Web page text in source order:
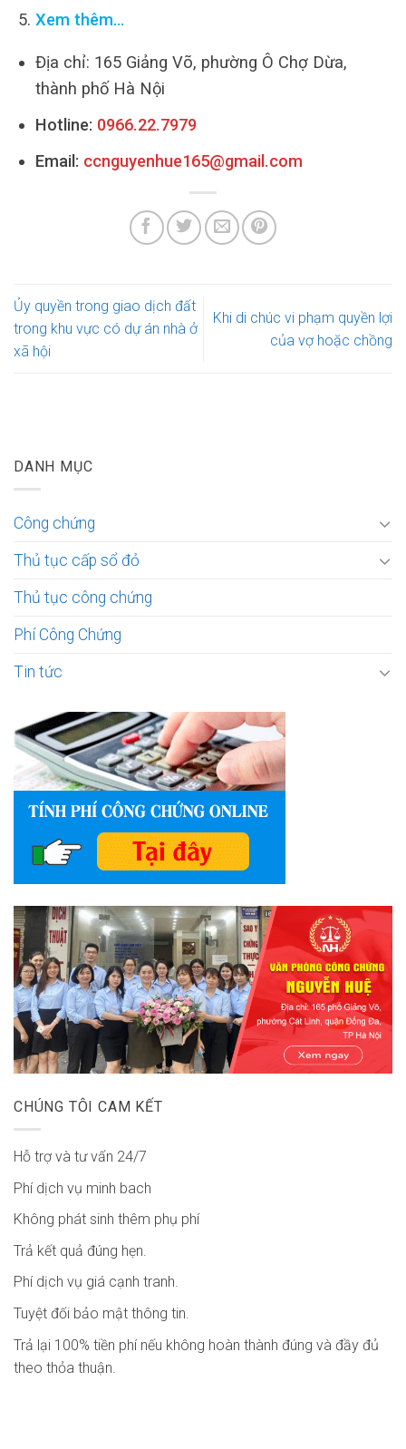
Xem thêm…
Địa chỉ: 165 Giảng Võ, phường Ô Chợ Dừa,
thành phố Hà Nội
Hotline: 0966.22.7979
Email: ccnguyenhue165@gmail.com
Ủy quyền trong giao dịch đất
trong khu vực có dự án nhà ở
xã hội
Khi di chúc vi phạm quyền lợi
của vợ hoặc chồng
DANH MỤC
Công chứng
Thủ tục cấp sổ đỏ
Thủ tục công chứng
Phí Công Chứng
Tin tức
CHÚNG TÔI CAM KẾT
Hỗ trợ và tư vấn 24/7
Phí dịch vụ minh bach
Không phát sinh thêm phụ phí
Trả kết quả đúng hẹn.
Phí dịch vụ giá cạnh tranh.
Tuyệt đối bảo mật thông tin.
Trả lại 100% tiền phí nếu không hoàn thành đúng và đầy đủ
theo thỏa thuận.